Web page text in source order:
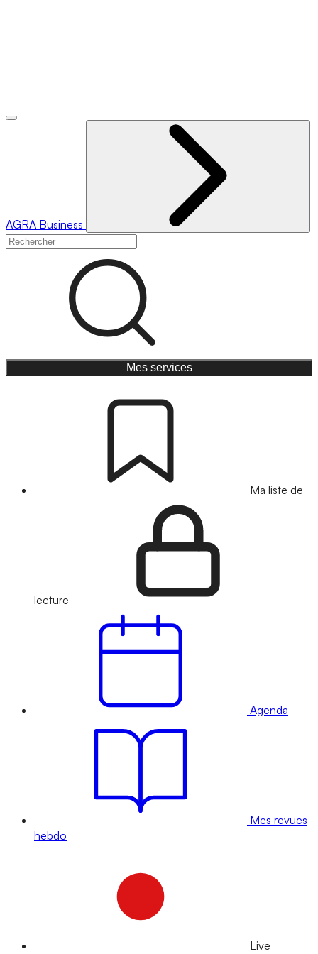
AGRA Business
Mes services
Ma liste de
lecture
Agenda
Mes revues
hebdo
Live